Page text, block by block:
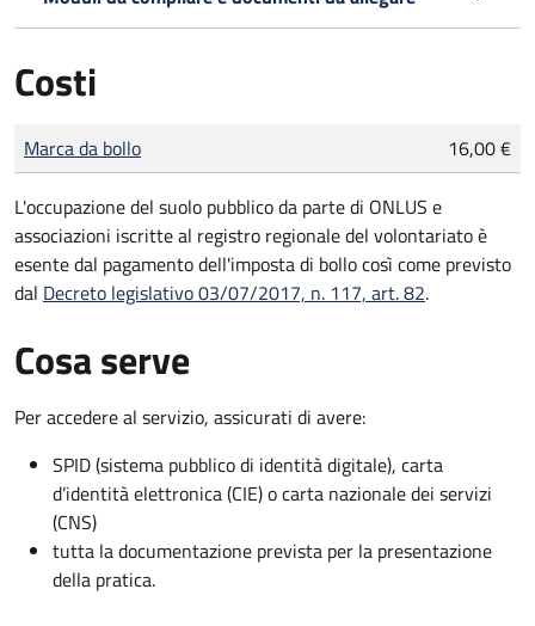
Costi
Tipo di pagamento
Importo
Marca da bollo 16,00 €
L'occupazione del suolo pubblico da parte di ONLUS e
associazioni iscritte al registro regionale del volontariato è
esente dal pagamento dell'imposta di bollo così come previsto
dal Decreto legislativo 03/07/2017, n. 117, art. 82.
Cosa serve
Per accedere al servizio, assicurati di avere:
SPID (sistema pubblico di identità digitale), carta
d’identità elettronica (CIE) o carta nazionale dei servizi
(CNS)
tutta la documentazione prevista per la presentazione
della pratica.